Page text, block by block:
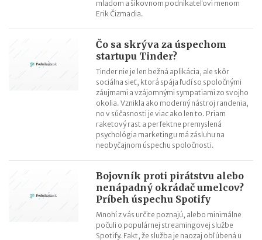
mladom a šikovnom podnikateľovi menom
Erik Čizmadia.
Čo sa skrýva za úspechom
startupu Tinder?
Tinder nie je len bežná aplikácia, ale skôr
sociálna sieť, ktorá spája ľudí so spoločnými
záujmami a vzájomnými sympatiami zo svojho
okolia. Vznikla ako moderný nástroj randenia,
no v súčasnosti je viac ako len to. Priam
raketový rast a perfektne premyslená
psychológia marketingu má zásluhu na
neobyčajnom úspechu spoločnosti.
Bojovník proti pirátstvu alebo
nenápadný okrádač umelcov?
Príbeh úspechu Spotify
Mnohí z vás určite poznajú, alebo minimálne
počuli o populárnej streamingovej službe
Spotify. Fakt, že služba je naozaj obľúbená u